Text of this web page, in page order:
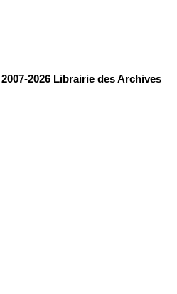
2026 Librairie des Archives